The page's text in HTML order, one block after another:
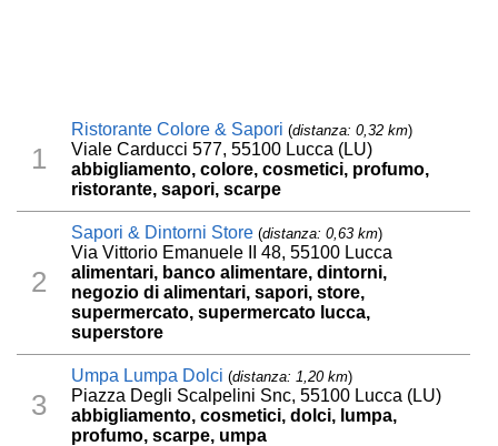
1
Ristorante Colore & Sapori (distanza: 0,32 km)
Viale Carducci 577, 55100 Lucca (LU)
abbigliamento, colore, cosmetici, profumo,
ristorante, sapori, scarpe
2
Sapori & Dintorni Store (distanza: 0,63 km)
Via Vittorio Emanuele II 48, 55100 Lucca
alimentari, banco alimentare, dintorni,
negozio di alimentari, sapori, store,
supermercato, supermercato lucca,
superstore
3
Umpa Lumpa Dolci (distanza: 1,20 km)
Piazza Degli Scalpelini Snc, 55100 Lucca (LU)
abbigliamento, cosmetici, dolci, lumpa,
profumo, scarpe, umpa